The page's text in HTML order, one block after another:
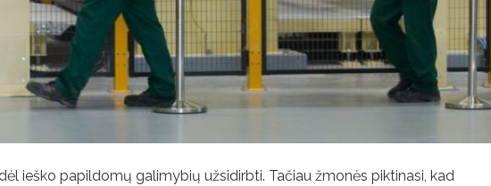
ieško papildomų galimybių užsidirbti. Tačiau žmonės piktinasi, kad